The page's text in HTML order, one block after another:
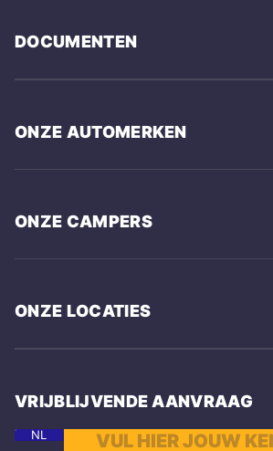
DOCUMENTEN
ONZE AUTOMERKEN
ONZE CAMPERS
ONZE LOCATIES
VRIJBLIJVENDE AANVRAAG
NL